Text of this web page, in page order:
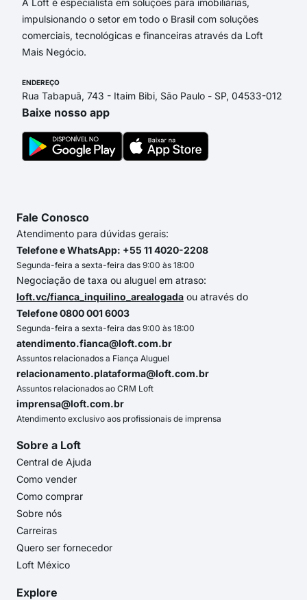
A Loft é especialista em soluções para imobiliárias,
impulsionando o setor em todo o Brasil com soluções
comerciais, tecnológicas e financeiras através da Loft
Mais Negócio.
ENDEREÇO
Rua Tabapuã, 743 - Itaim Bibi, São Paulo - SP, 04533-012
Baixe nosso app
Fale Conosco
Atendimento para dúvidas gerais:
Telefone e WhatsApp: +55 11 4020-2208
Segunda-feira a sexta-feira das 9:00 às 18:00
Negociação de taxa ou aluguel em atraso:
loft.vc/fianca_inquilino_arealogada ou através do
Telefone 0800 001 6003
Segunda-feira a sexta-feira das 9:00 às 18:00
atendimento.fianca@loft.com.br
Assuntos relacionados a Fiança Aluguel
relacionamento.plataforma@loft.com.br
Assuntos relacionados ao CRM Loft
imprensa@loft.com.br
Atendimento exclusivo aos profissionais de imprensa
Sobre a Loft
Central de Ajuda
Como vender
Como comprar
Sobre nós
Carreiras
Quero ser fornecedor
Loft México
Explore